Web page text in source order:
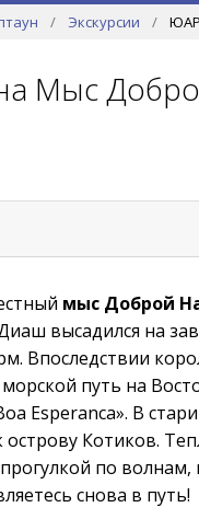
Экскурсии
Мыс
мыс Доброй
высадился на
Впоследствии
путь на
Esperanca». В
острову Котиков.
по
снова в путь!